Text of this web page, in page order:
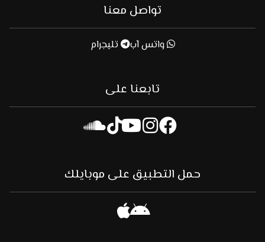
تواصل معنا
واتس آب تليجرام
تابعنا على
حمل التطبيق على موبايلك